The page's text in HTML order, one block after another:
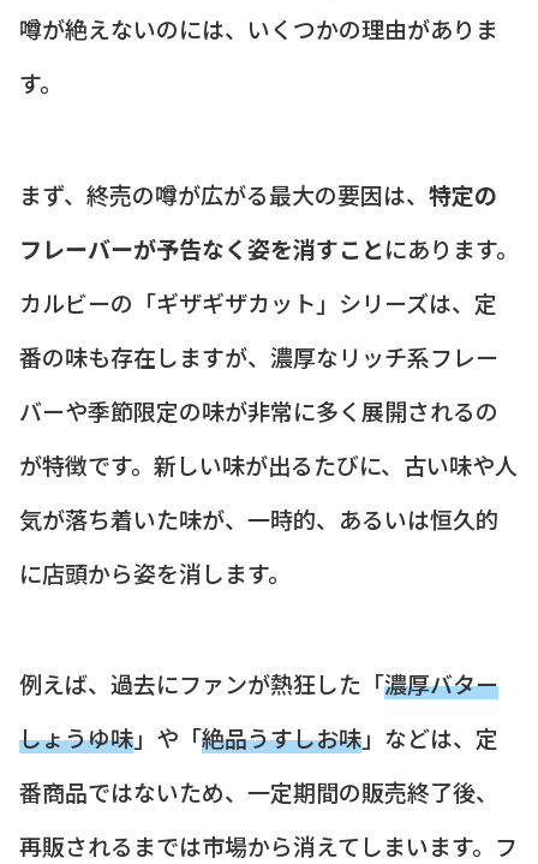
噂が絶えないのには、いくつかの理由がありま
す。
まず、終売の噂が広がる最大の要因は、 特定の
フレーバーが予告なく姿を消すことにあります。
カルビーの「ギザギザカット」シリーズは、定
番の味も存在しますが、濃厚なリッチ系フレー
バーや季節限定の味が非常に多く展開されるの
が特徴です。新しい味が出るたびに、古い味や人
気が落ち着いた味が、一時的、あるいは恒久的
に店頭から姿を消します。
例えば、過去にファンが熱狂した「濃厚バター
しょうゆ味」や「絶品うすしお味」などは、定
番商品ではないため、一定期間の販売終了後、
再販されるまでは市場から消えてしまいます。フ